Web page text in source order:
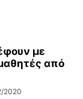
με
από
2020